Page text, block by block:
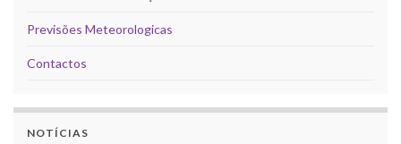
Previsões Meteorologicas
Contactos
NOTÍCIAS